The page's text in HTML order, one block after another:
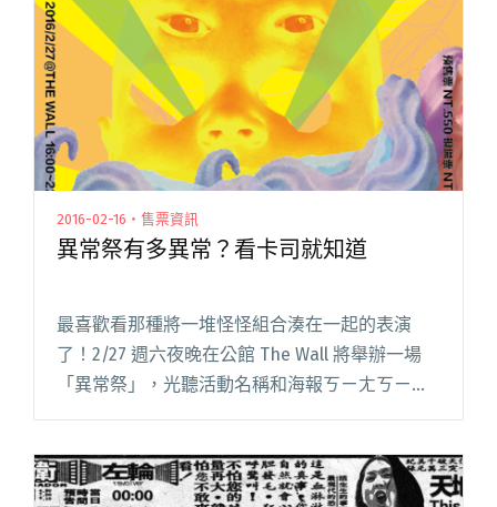
2016-02-16・售票資訊
異常祭有多異常？看卡司就知道
最喜歡看那種將一堆怪怪組合湊在一起的表演
了！2/27 週六夜晚在公館 The Wall 將舉辦一場
「異常祭」，光聽活動名稱和海報ㄎㄧㄤㄎㄧㄤ
的視覺設計就讓怪咖們心癢難耐，然後端上演出
feat.閱讀全文 "異常祭有多異常？看卡司就知道"